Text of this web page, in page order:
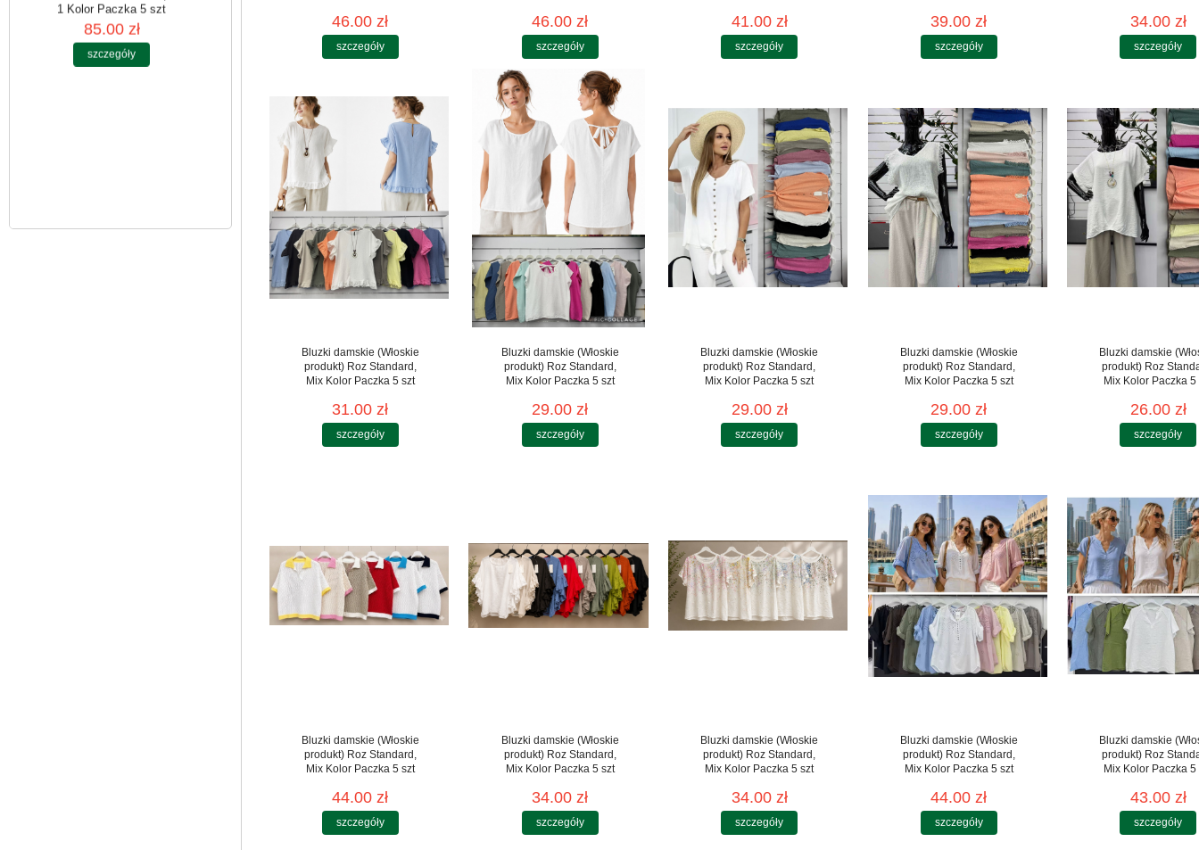
Kurtki damskie
skórzana Roz S-2XL,
1 Kolor Paczka 5 szt
46.00 zł
szczegóły
46.00 zł
szczegóły
41.00 zł
szczegóły
39.00 zł
szczegóły
34.00 zł
szczegóły
Bluzki damskie (Włoskie
produkt) Roz Standard,
Mix Kolor Paczka 5 szt
31.00 zł
szczegóły
Bluzki damskie (Włoskie
produkt) Roz Standard,
Mix Kolor Paczka 5 szt
29.00 zł
szczegóły
Bluzki damskie (Włoskie
produkt) Roz Standard,
Mix Kolor Paczka 5 szt
29.00 zł
szczegóły
Bluzki damskie (Włoskie
produkt) Roz Standard,
Mix Kolor Paczka 5 szt
29.00 zł
szczegóły
Bluzki damskie
produkt) Roz
Mix Kolor Paczka 5
26.00 zł
szczegóły
Bluzki damskie (Włoskie
produkt) Roz Standard,
Mix Kolor Paczka 5 szt
44.00 zł
szczegóły
Bluzki damskie (Włoskie
produkt) Roz Standard,
Mix Kolor Paczka 5 szt
34.00 zł
szczegóły
Bluzki damskie (Włoskie
produkt) Roz Standard,
Mix Kolor Paczka 5 szt
34.00 zł
szczegóły
Bluzki damskie (Włoskie
produkt) Roz Standard,
Mix Kolor Paczka 5 szt
44.00 zł
szczegóły
Bluzki damskie
produkt) Roz
Mix Kolor Paczka 5
43.00 zł
szczegóły